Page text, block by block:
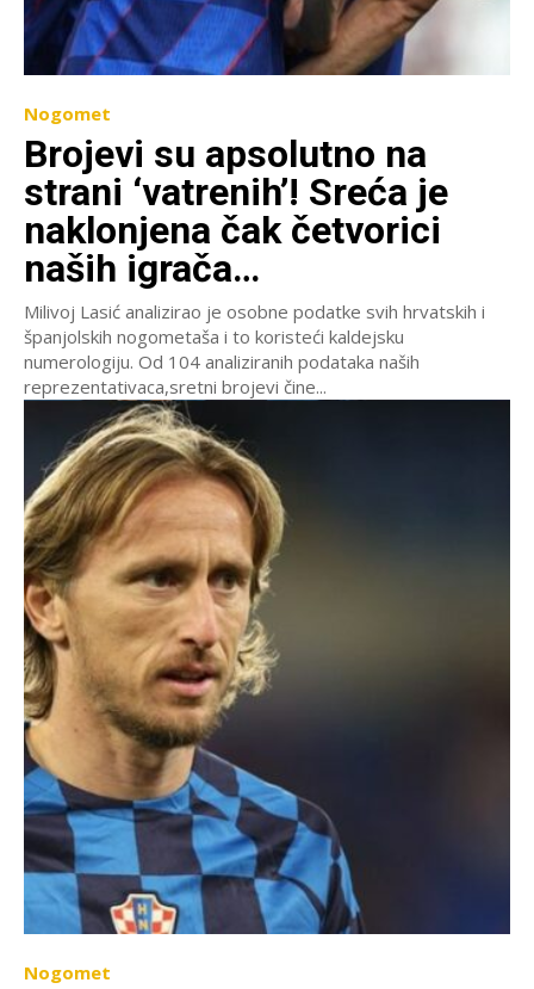
Nogomet
Brojevi su apsolutno na
strani ‘vatrenih’! Sreća je
naklonjena čak četvorici
naših igrača…
Milivoj Lasić analizirao je osobne podatke svih hrvatskih i
španjolskih nogometaša i to koristeći kaldejsku
numerologiju. Od 104 analiziranih podataka naših
reprezentativaca,sretni brojevi čine...
Nogomet